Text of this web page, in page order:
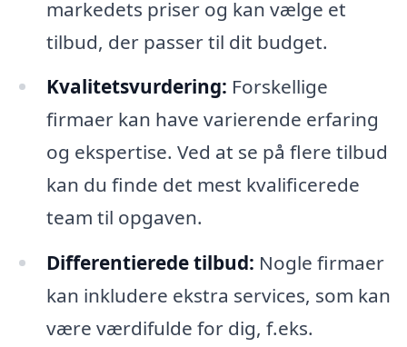
markedets priser og kan vælge et
tilbud, der passer til dit budget.
Kvalitetsvurdering: Forskellige
firmaer kan have varierende erfaring
og ekspertise. Ved at se på flere tilbud
kan du finde det mest kvalificerede
team til opgaven.
Differentierede tilbud: Nogle firmaer
kan inkludere ekstra services, som kan
være værdifulde for dig, f.eks.